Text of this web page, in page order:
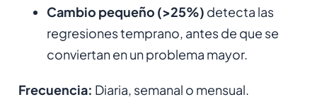
Cambio pequeño (>25%) detecta las
regresiones temprano, antes de que se
conviertan en un problema mayor.
Frecuencia: Diaria, semanal o mensual.